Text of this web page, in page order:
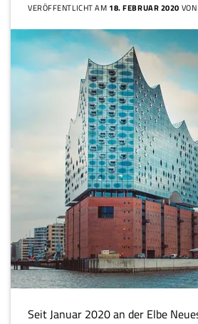
VERÖFFENTLICHT AM 18. FEBRUAR 2020 VON
Seit Januar 2020 an der Elbe